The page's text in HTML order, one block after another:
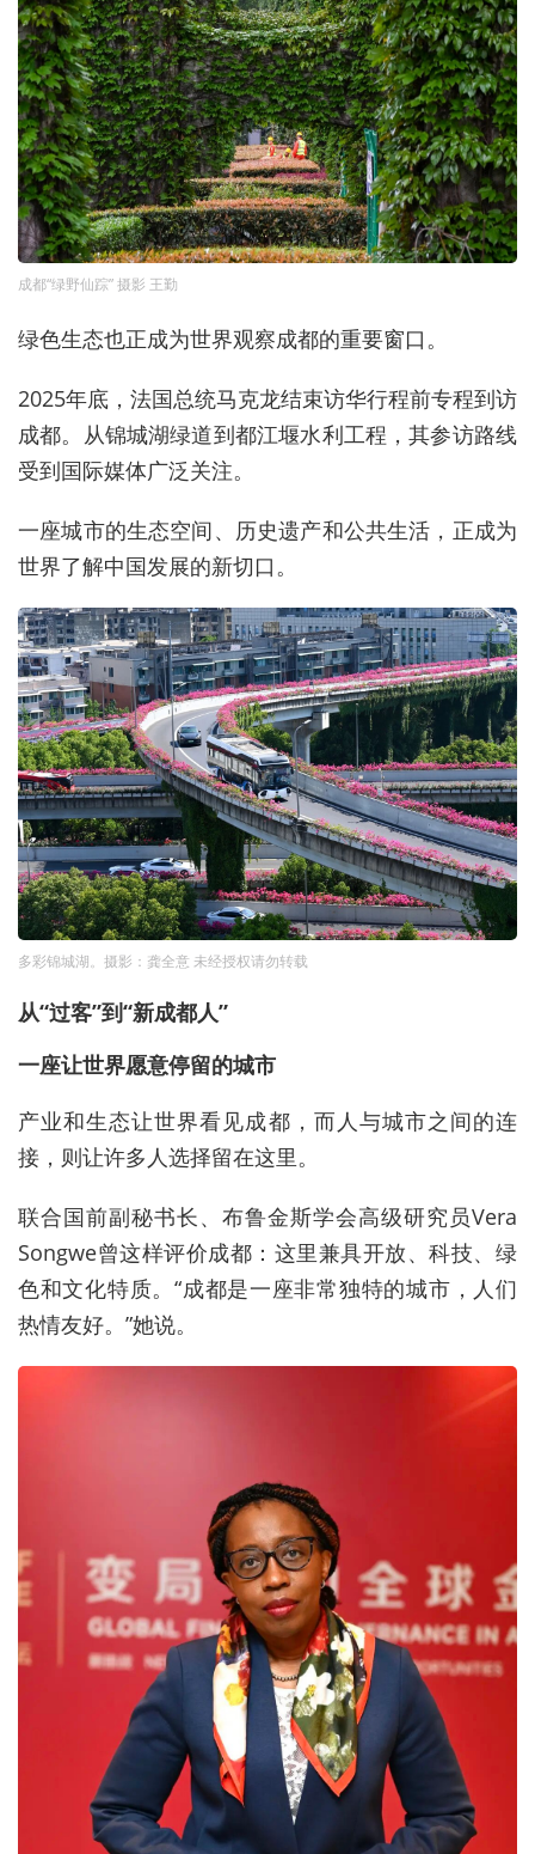
成都“绿野仙踪” 摄影 王勤
绿色生态也正成为世界观察成都的重要窗口。
2025年底，法国总统马克龙结束访华行程前专程到访
成都。从锦城湖绿道到都江堰水利工程，其参访路线
受到国际媒体广泛关注。
一座城市的生态空间、历史遗产和公共生活，正成为
世界了解中国发展的新切口。
多彩锦城湖。摄影：龚全意 未经授权请勿转载
从“过客”到“新成都人”
一座让世界愿意停留的城市
产业和生态让世界看见成都，而人与城市之间的连
接，则让许多人选择留在这里。
联合国前副秘书长、布鲁金斯学会高级研究员Vera
Songwe曾这样评价成都：这里兼具开放、科技、绿
色和文化特质。“成都是一座非常独特的城市，人们
热情友好。”她说。